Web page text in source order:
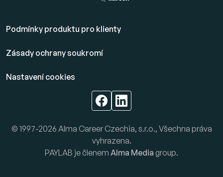
Podmínky produktu pro klienty
Zásady ochrany soukromí
Nastavení cookies
© 1997-2026 Alma Career Czechia, s.r.o., Všechna práva
vyhrazena.
PAYLAB je členem Alma Media group.